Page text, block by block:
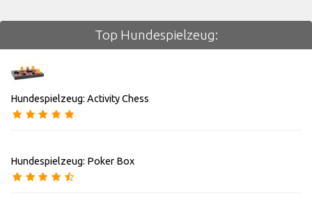
Top Hundespielzeug:
Hundespielzeug: Activity Chess
Hundespielzeug: Poker Box